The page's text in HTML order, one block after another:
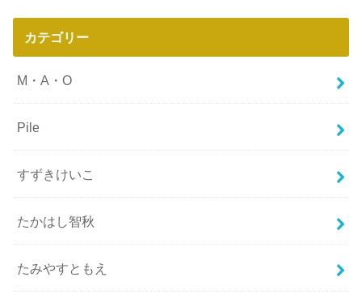
カテゴリー
M・A・O
Pile
すずきけいこ
たかはし智秋
たみやすともえ